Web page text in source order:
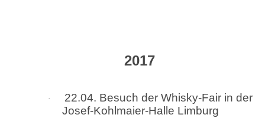
2017
·
22.04. Besuch der Whisky-Fair in der
Josef-Kohlmaier-Halle Limburg